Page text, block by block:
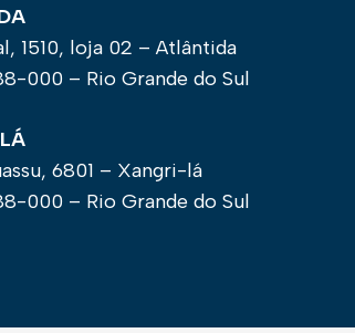
1510, loja 02 – Atlântida
000 – Rio Grande do Sul
6801 – Xangri-lá
000 – Rio Grande do Sul